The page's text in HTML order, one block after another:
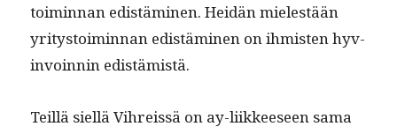
toimin­nan edis­tämi­nen. Hei­dän mielestään
yri­tys­toimin­nan edis­tämi­nen on ihmis­ten hyv­
in­voin­nin edistämistä.
Teil­lä siel­lä Vihreis­sä on ay-liik­keeseen sama